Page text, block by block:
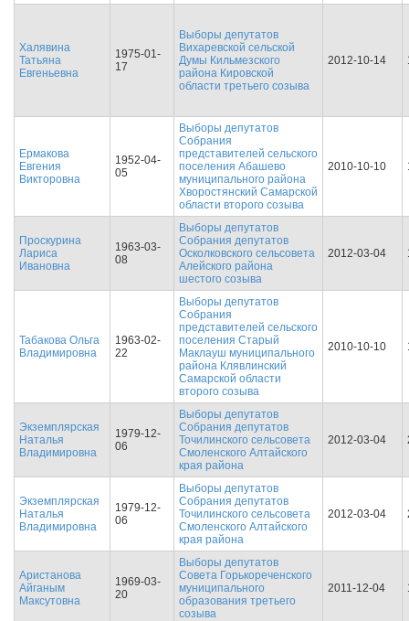
Халявина
Татьяна
Евгеньевна
1975-01-
17
Выборы депутатов
Вихаревской сельской
Думы Кильмезского
района Кировской
области третьего созыва
2012-10-14
Ермакова
Евгения
Викторовна
1952-04-
05
Выборы депутатов
Собрания
представителей сельского
поселения Абашево
муниципального района
Хворостянский Самарской
области второго созыва
2010-10-10
Проскурина
Лариса
Ивановна
1963-03-
08
Выборы депутатов
Собрания депутатов
Осколковского сельсовета
Алейского района
шестого созыва
2012-03-04
Табакова Ольга
Владимировна
1963-02-
22
Выборы депутатов
Собрания
представителей сельского
поселения Старый
Маклауш муниципального
района Клявлинский
Самарской области
второго созыва
2010-10-10
Экземплярская
Наталья
Владимировна
1979-12-
06
Выборы депутатов
Собрания депутатов
Точилинского сельсовета
Смоленского Алтайского
края района
2012-03-04
Экземплярская
Наталья
Владимировна
1979-12-
06
Выборы депутатов
Собрания депутатов
Точилинского сельсовета
Смоленского Алтайского
края района
2012-03-04
Аристанова
Айганым
Максутовна
1969-03-
20
Выборы депутатов
Совета Горькореченского
муниципального
образования третьего
созыва
2011-12-04